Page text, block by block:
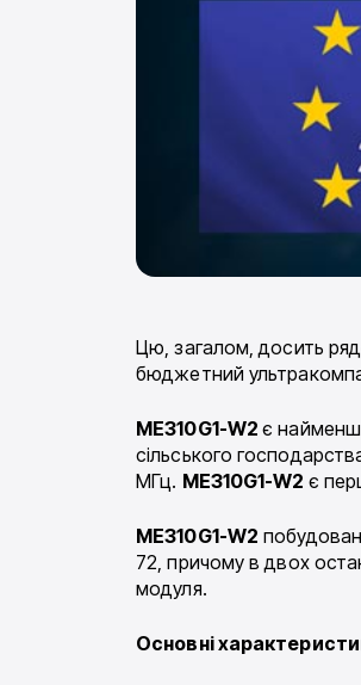
Цю, загалом, досить
бюджетний
ME310G1-W2 є
сільського
МГц. ME310G1-W2 є
ME310G1-W2
72, причому в двох
модуля.
Основні